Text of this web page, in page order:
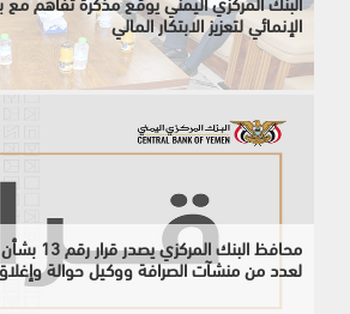
الإنمائي لتعزيز الابتكار المالي
محافظ البنك
لعدد من منشآت الصرافة ووكيل حوالة